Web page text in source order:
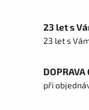
23 let s
23 let s
DOPRAVA
při